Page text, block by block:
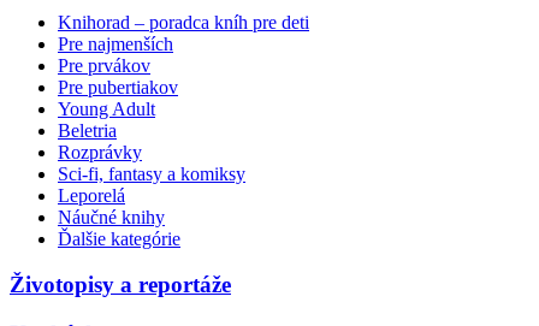
Knihorad – poradca kníh pre deti
Pre najmenších
Pre prvákov
Pre pubertiakov
Young Adult
Beletria
Rozprávky
Sci-fi, fantasy a komiksy
Leporelá
Náučné knihy
Ďalšie kategórie
Životopisy a reportáže